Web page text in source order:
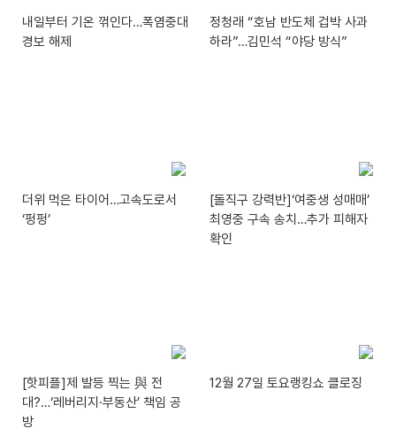
내일부터 기온 꺾인다…폭염중대
경보 해제
정청래 “호남 반도체 겁박 사과
하라”…김민석 “야당 방식”
더위 먹은 타이어…고속도로서
‘펑펑’
[돌직구 강력반]‘여중생 성매매’
최영중 구속 송치…추가 피해자
확인
[핫피플]제 발등 찍는 與 전
대?…‘레버리지·부동산’ 책임 공
방
12월 27일 토요랭킹쇼 클로징